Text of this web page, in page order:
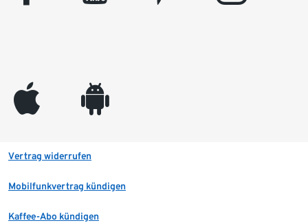
appleinc android
Vertrag widerrufen
Mobilfunkvertrag kündigen
Kaffee-Abo kündigen